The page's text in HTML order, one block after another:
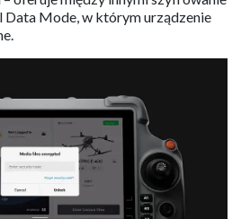
Data Mode, w którym urządzenie